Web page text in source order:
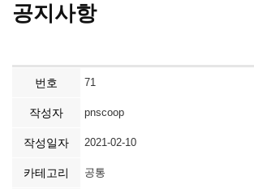
공지사항
번호 71
작성자 pnscoop
작성일자 2021-02-10
카테고리 공통